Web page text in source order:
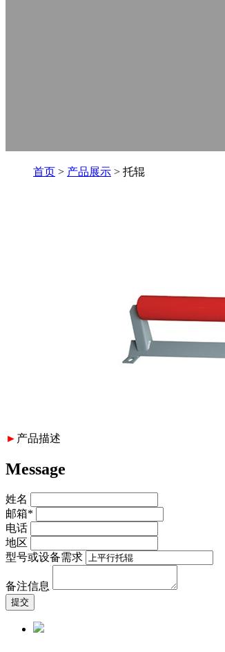
首页 > 产品展示 > 托辊
► 产品描述
Message
姓名
邮箱*
电话
地区
型号或设备需求
备注信息